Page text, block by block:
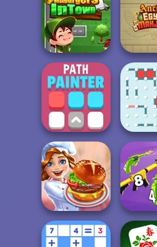
Zombie Quarrel
Hand
Best Burgers In
Town
Ancient
Path Painter Dots